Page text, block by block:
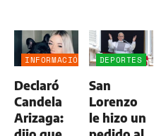
INFORMACIÓN
Declaró
Candela
Arizaga:
DEPORTES
San
Lorenzo
le hizo un